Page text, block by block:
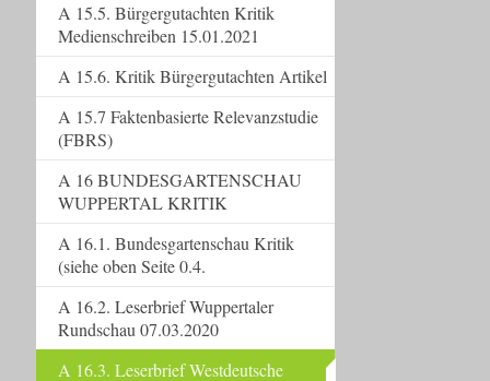
A 15.5. Bürgergutachten Kritik
Medienschreiben 15.01.2021
A 15.6. Kritik Bürgergutachten Artikel
A 15.7 Faktenbasierte Relevanzstudie
(FBRS)
A 16 BUNDESGARTENSCHAU
WUPPERTAL KRITIK
A 16.1. Bundesgartenschau Kritik
(siehe oben Seite 0.4.
A 16.2. Leserbrief Wuppertaler
Rundschau 07.03.2020
A 16.3. Leserbrief Westdeutsche